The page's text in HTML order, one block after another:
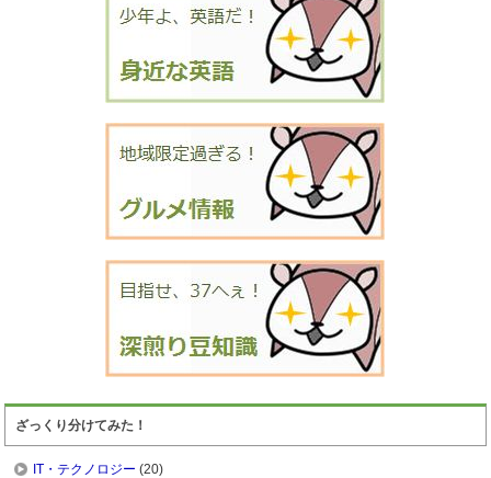
ざっくり分けてみた！
IT・テクノロジー (20)